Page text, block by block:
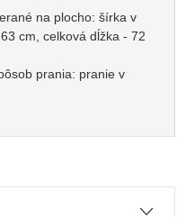
na plocho: šírka v
cm, celková dĺžka - 72
prania: pranie v